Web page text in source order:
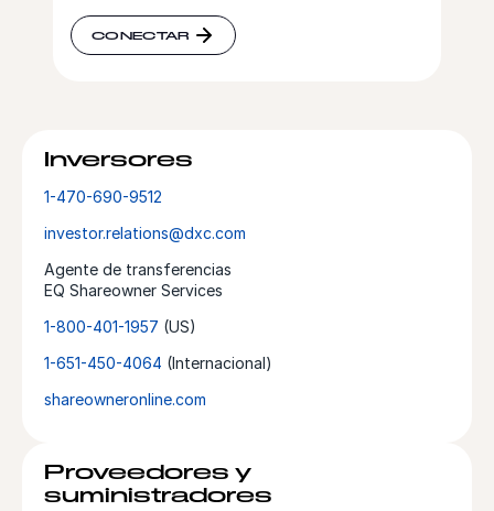
CONECTAR
Inversores
1-470-690-9512
investor.relations@dxc.com
Agente de transferencias
EQ Shareowner Services
1-800-401-1957 (US)
1-651-450-4064 (Internacional)
shareowneronline.com
Proveedores y
suministradores